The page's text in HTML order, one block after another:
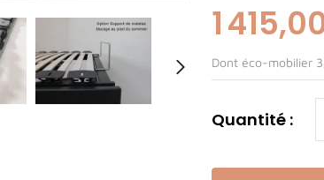

1
Dont éco-mobilier
Quantité :